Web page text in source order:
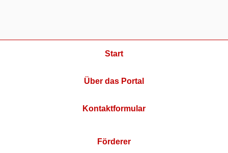
Start
Über das Portal
Kontaktformular
Förderer